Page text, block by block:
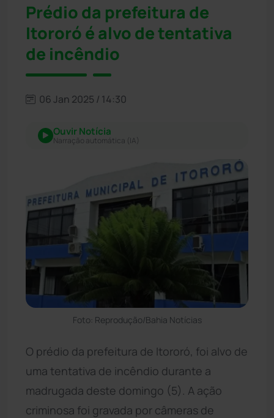
Prédio da prefeitura de
Itororó é alvo de tentativa
de incêndio
06 Jan 2025 / 14:30
Ouvir Notícia
Narração automática (IA)
Foto: Reprodução/Bahia Notícias
O prédio da prefeitura de Itororó, foi alvo de
uma tentativa de incêndio durante a
madrugada deste domingo (5). A ação
criminosa foi gravada por câmeras de